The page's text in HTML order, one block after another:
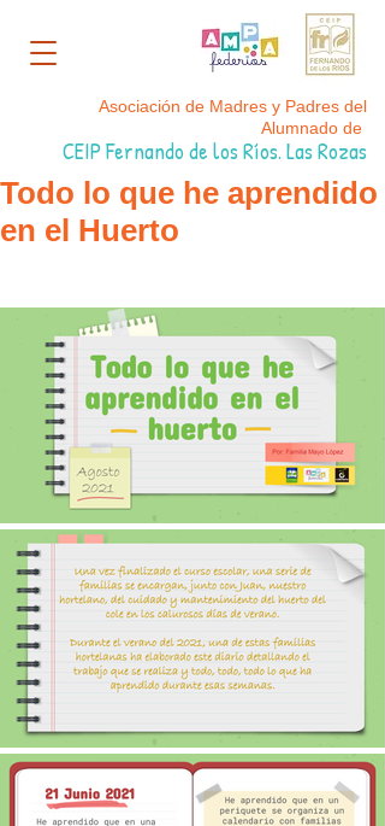
Asociación de Madres y Padres del
Alumnado de
CEIP Fernando de los Ríos. Las Rozas
Todo lo que he aprendido
en el Huerto